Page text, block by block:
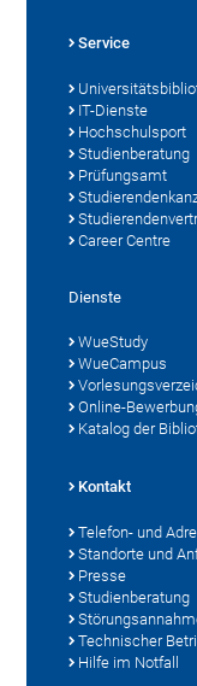
Service
IT-Dienste
Hochschulsport
Studienberatung
Prüfungsamt
Career Centre
Dienste
WueStudy
WueCampus
Online-
Katalog der
Kontakt
Telefon- und
Standorte und
Presse
Studienberatung
Technischer
Hilfe im Notfall